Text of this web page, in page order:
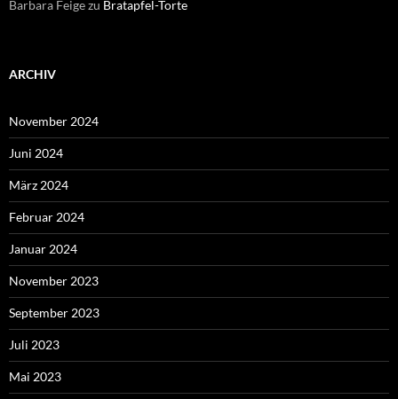
Barbara Feigezu Bratapfel-Torte
ARCHIV
November 2024
Juni 2024
März 2024
Februar 2024
Januar 2024
November 2023
September 2023
Juli 2023
Mai 2023